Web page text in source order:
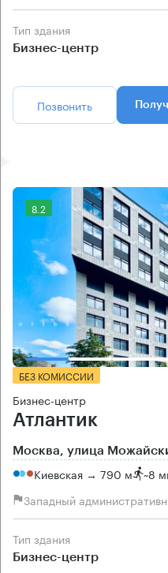
Тип здания
Бизнес-центр
Позвонить
8.2
БЕЗ КОМИССИИ
Бизнес-центр
Атлантик
Москва, улица
Киевская → 790 м ~8
Западный
Тип здания
Бизнес-центр